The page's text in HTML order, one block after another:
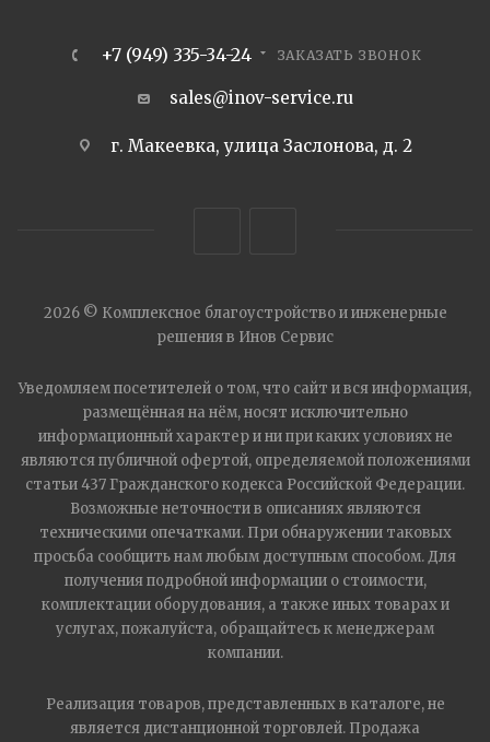
+7 (949) 335-34-24 ЗАКАЗАТЬ ЗВОНОК
sales@inov-service.ru
г. Макеевка, улица Заслонова, д. 2
2026 © Комплексное благоустройство и инженерные
решения в Инов Сервис
Уведомляем посетителей о том, что сайт и вся информация,
размещённая на нём, носят исключительно
информационный характер и ни при каких условиях не
являются публичной офертой, определяемой положениями
статьи 437 Гражданского кодекса Российской Федерации.
Возможные неточности в описаниях являются
техническими опечатками. При обнаружении таковых
просьба сообщить нам любым доступным способом. Для
получения подробной информации о стоимости,
комплектации оборудования, а также иных товарах и
услугах, пожалуйста, обращайтесь к менеджерам
компании.
Реализация товаров, представленных в каталоге, не
является дистанционной торговлей. Продажа